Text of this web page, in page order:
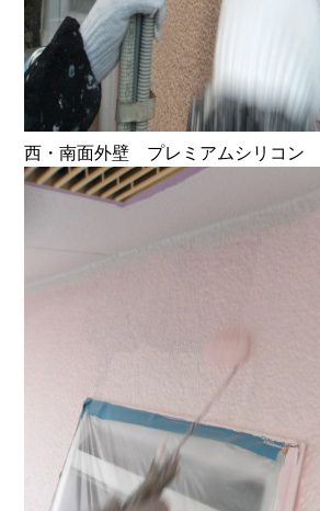
西・南面外壁 プレミアムシリコン